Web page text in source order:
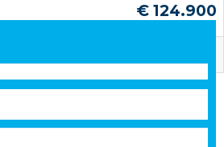
€ 124.900